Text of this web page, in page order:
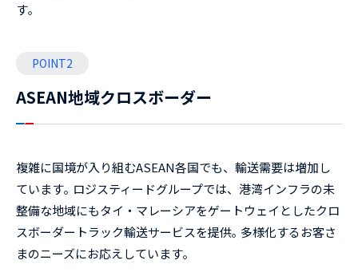
す｡
POINT2
ASEAN地域クロスボーダー
複雑に国境が入り組むASEAN各国でも、輸送需要は増加し
ています｡ ロジスティードグループでは、港湾インフラの未
整備な地域にもタイ・マレーシアをゲートウェイとしたクロ
スボーダートラック輸送サービスを提供｡ 多様化するお客さ
まのニーズにお応えしています｡